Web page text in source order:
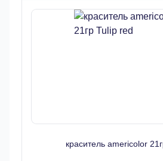
краситель americolor